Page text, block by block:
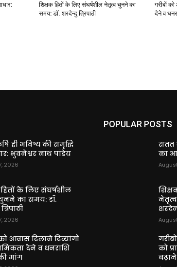
शिक्षक हितों के लिए संघर्षशील नेतृत्व चुनने का
समय: डॉ. शरदेन्दु त्रिपाठी
गरीबों
देने व
ही भविष्य की समृद्धि
भुवनेश्वर नाथ पांडेय
2026
के लिए संघर्षशील
का समय: डॉ.
2026
आवास दिलाने दिव्यांगों
देने व धनराशि
मांग
POPULAR POSTS
सतत
का
को